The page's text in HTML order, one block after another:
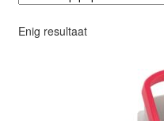
Drinkfles met rietje
Enig resultaat